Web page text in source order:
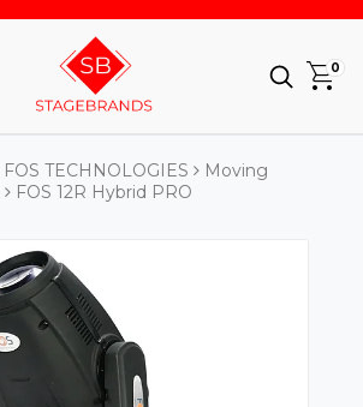
0
FOS TECHNOLOGIES
Moving
FOS 12R Hybrid PRO